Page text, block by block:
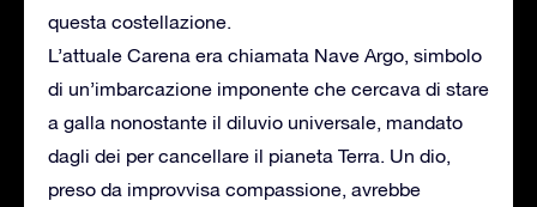
questa costellazione.
L’attuale Carena era chiamata Nave Argo, simbolo
di un’imbarcazione imponente che cercava di stare
a galla nonostante il diluvio universale, mandato
dagli dei per cancellare il pianeta Terra. Un dio,
preso da improvvisa compassione, avrebbe